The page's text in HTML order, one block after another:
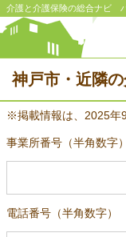
介護と介護保険の総合ナビ
神戸市・近隣
※掲載情報は、2025年
事業所番号（半角数字）
電話番号（半角数字）